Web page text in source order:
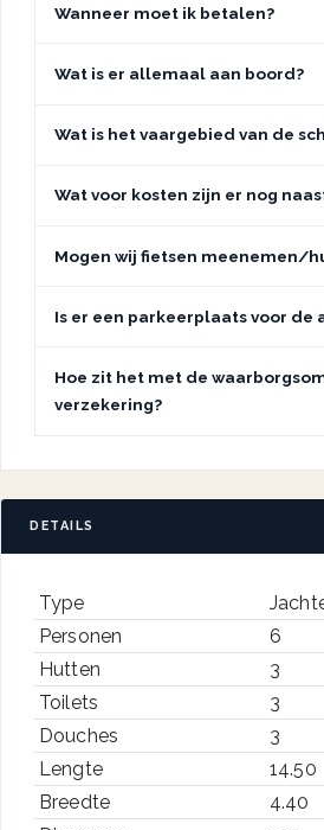
DETAILS
Type
Personen
6
Hutten
3
Toilets
3
Douches
3
Lengte
14.50
Breedte
4.40
Wanneer moet ik betalen?
Wat is er allemaal aan boord?
Wat is het vaargebied van de
Wat voor kosten zijn er nog
Mogen wij fietsen meenemen/
Is er een parkeerplaats voor de
Hoe zit het met de
verzekering?